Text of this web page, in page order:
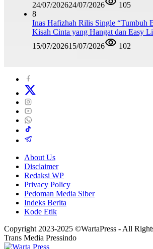
24/07/202624/07/2026
105
8
Inas Hafizhah Rilis Single “Tumbuh
Kisah Cinta yang Hangat dan Easy
15/07/202615/07/2026 102
About Us
Disclaimer
Redaksi WP
Privacy Policy
Pedoman Media Siber
Indeks Berita
Kode Etik
Copyright 2023-2025 ©WartaPress - All
Trans Media Pressindo